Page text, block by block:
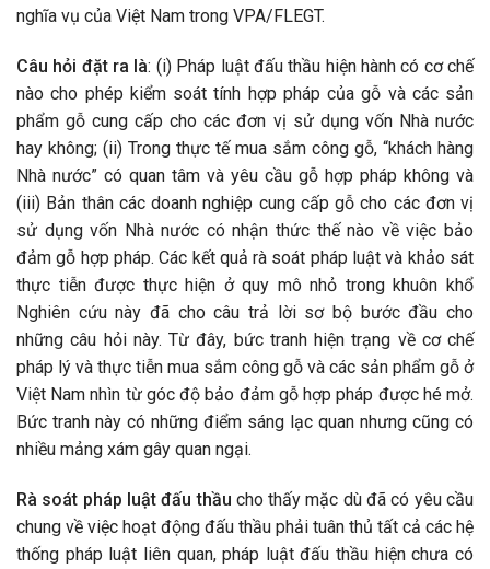
nghĩa vụ của Việt Nam trong VPA/FLEGT.
Câu hỏi đặt ra là: (i) Pháp luật đấu thầu hiện hành có cơ chế
nào cho phép kiểm soát tính hợp pháp của gỗ và các sản
phẩm gỗ cung cấp cho các đơn vị sử dụng vốn Nhà nước
hay không; (ii) Trong thực tế mua sắm công gỗ, “khách hàng
Nhà nước” có quan tâm và yêu cầu gỗ hợp pháp không và
(iii) Bản thân các doanh nghiệp cung cấp gỗ cho các đơn vị
sử dụng vốn Nhà nước có nhận thức thế nào về việc bảo
đảm gỗ hợp pháp. Các kết quả rà soát pháp luật và khảo sát
thực tiễn được thực hiện ở quy mô nhỏ trong khuôn khổ
Nghiên cứu này đã cho câu trả lời sơ bộ bước đầu cho
những câu hỏi này. Từ đây, bức tranh hiện trạng về cơ chế
pháp lý và thực tiễn mua sắm công gỗ và các sản phẩm gỗ ở
Việt Nam nhìn từ góc độ bảo đảm gỗ hợp pháp được hé mở.
Bức tranh này có những điểm sáng lạc quan nhưng cũng có
nhiều mảng xám gây quan ngại.
Rà soát pháp luật đấu thầu cho thấy mặc dù đã có yêu cầu
chung về việc hoạt động đấu thầu phải tuân thủ tất cả các hệ
thống pháp luật liên quan, pháp luật đấu thầu hiện chưa có